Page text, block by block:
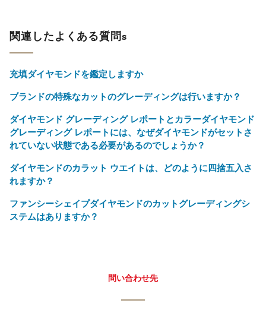
関連したよくある質問s
充填ダイヤモンドを鑑定しますか
ブランドの特殊なカットのグレーディングは行いますか？
ダイヤモンド グレーディング レポートとカラーダイヤモンド
グレーディング レポートには、なぜダイヤモンドがセットさ
れていない状態である必要があるのでしょうか？
ダイヤモンドのカラット ウエイトは、どのように四捨五入さ
れますか？
ファンシーシェイプダイヤモンドのカットグレーディングシ
ステムはありますか？
問い合わせ先